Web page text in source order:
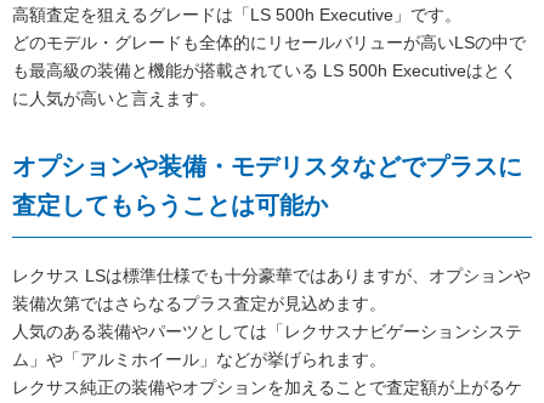
高額査定を狙えるグレードは「LS 500h Executive」です。
どのモデル・グレードも全体的にリセールバリューが高いLSの中で
も最高級の装備と機能が搭載されている LS 500h Executiveはとく
に人気が高いと言えます。
オプションや装備・モデリスタなどでプラスに
査定してもらうことは可能か
レクサス LSは標準仕様でも十分豪華ではありますが、オプションや
装備次第ではさらなるプラス査定が見込めます。
人気のある装備やパーツとしては「レクサスナビゲーションシステ
ム」や「アルミホイール」などが挙げられます。
レクサス純正の装備やオプションを加えることで査定額が上がるケ